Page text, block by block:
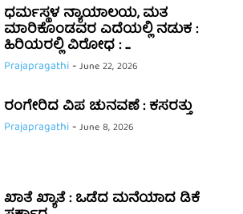
ಧರ್ಮಸ್ಥಳ ನ್ಯಾಯಾಲಯ, ಮತ
ಮಾರಿಕೊಂಡವರ ಎದೆಯಲ್ಲಿ ನಡುಕ :
ಹಿರಿಯರಲ್ಲಿ ವಿರೋಧ : ...
Prajapragathi-June 22, 2026
ರಂಗೇರಿದ ವಿಪ ಚುನವಣೆ : ಕಸರತ್ತು
Prajapragathi-June 8, 2026
ಖಾತೆ ಖ್ಯಾತೆ : ಒಡೆದ ಮನೆಯಾದ ಡಿಕೆ